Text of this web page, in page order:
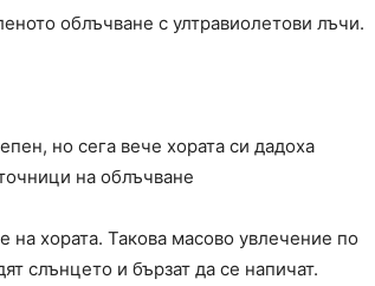
облъчване с ултравиолетови лъчи.
но сега вече хората си дадоха
на облъчване
на хората. Такова масово увлечение по
слънцето и бързат да се напичат.